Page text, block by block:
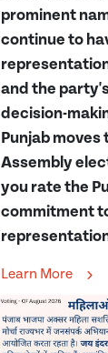
prominent
continue to
and the
decision-
Punjab
Assembly
you rate the
commitment
Learn More